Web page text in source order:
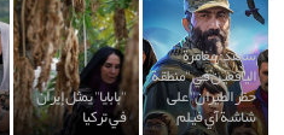
شاهد: مغامرة
اليافعين في "منطقة
حظر الطيران" على
شاشة آي فيلم
"بابايا" يمثل إيران
في تركيا